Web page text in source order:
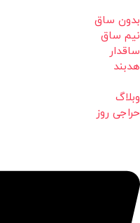
بدون ساق
نیم ساق
ساقدار
هدبند
وبلاگ
حراجی روز